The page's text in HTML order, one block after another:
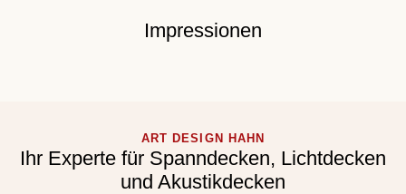
Impressionen
ART DESIGN HAHN
Ihr Experte für Spanndecken, Lichtdecken
und Akustikdecken